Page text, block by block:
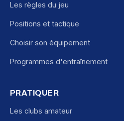
Les règles du jeu
Positions et tactique
Choisir son équipement
Programmes d'entraînement
PRATIQUER
Les clubs amateur